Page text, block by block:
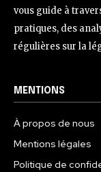
vous guide à
pratiques, des
régulières sur la
MENTIONS
À propos de nous
Mentions légales
Politique de